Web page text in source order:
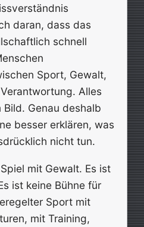
daran, dass das
schnell
Sport, Gewalt,
Alles
Genau deshalb
besser erklären, was
nicht tun.
mit Gewalt. Es ist
ist keine Bühne für
Sport mit
mit Training,